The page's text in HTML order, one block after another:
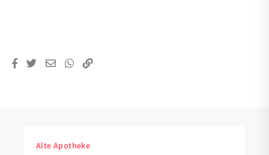
Alte Apotheke